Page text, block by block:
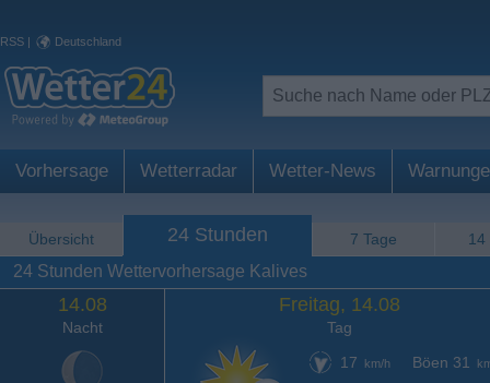
RSS | Deutschland
Vorhersage Wetterradar Wetter-News
Übersicht 24 Stunden 7 Tage 14
24 Stunden Wettervorhersage Kalives
14.08
Nacht
Freitag, 14.08
Tag
17
km/h Böen 31